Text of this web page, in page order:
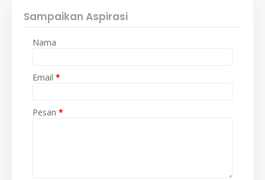
Sampaikan Aspirasi
Nama
Email *
Pesan *